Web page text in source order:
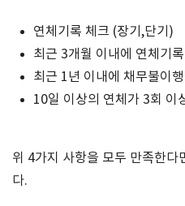
연체기록 체크 (장기,단기)
최근 3개월 이내에 연체기록
최근 1년 이내에 채무불이
10일 이상의 연체가 3회 이
위 4가지 사항을 모두 만족한다
다.